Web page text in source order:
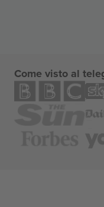
Come visto al